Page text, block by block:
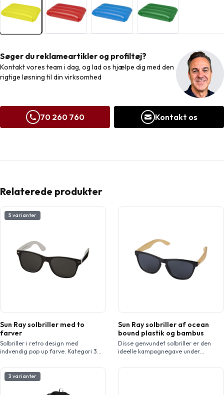
Søger du reklameartikler og profiltøj?
Kontakt vores team i dag, og lad os hjælpe dig med den
rigtige løsning til din virksomhed
70 260 760 Kontakt os
Relaterede produkter
5 varianter
Sun Ray solbriller med to
farver
Solbriller i retro design med
indvendig pop up farve. Kategori 3
1 og UV400.
Sun Ray solbriller af ocean
bound plastik og bambus
Disse genvundet solbriller er den
ideelle kampagnegave under
andre solrige udendørsaktiviteter.
3 varianter